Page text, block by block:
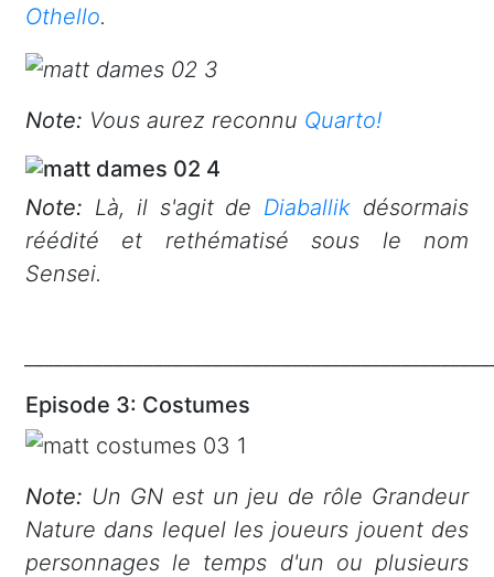
Othello.
Note: Vous aurez reconnu Quarto!
Note: Là, il s'agit de Diaballik désormais
réédité et rethématisé sous le nom
Sensei.
Episode 3: Costumes
Note: Un GN est un jeu de rôle Grandeur
Nature dans lequel les joueurs jouent des
personnages le temps d'un ou plusieurs